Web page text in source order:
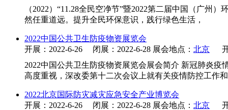
（2022）“11.28全民空净节”暨2022第二届中国（广州
然任重道远。提升全民环保意识，践行绿色生活，
2022中国公共卫生防疫物资展览会
开展：2022-6-26 闭展：2022-6-28 展会地点： 北京 开
2022中国公共卫生防疫物资展览会展会简介 新冠肺炎
高度重视，深改委第十二次会议上就有关疫情防控工作
2022北京国际防灾减灾应急安全产业博览会
开展：2022-6-26 闭展：2022-6-28 展会地点： 北京 开